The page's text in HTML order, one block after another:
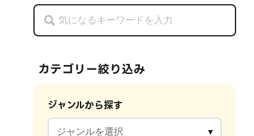
カテゴリー絞り込み
ジャンルから探す